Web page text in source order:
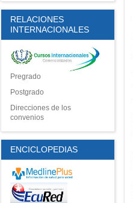
RELACIONES
INTERNACIONALES
Pregrado
Postgrado
Direcciones de los
convenios
ENCICLOPEDIAS